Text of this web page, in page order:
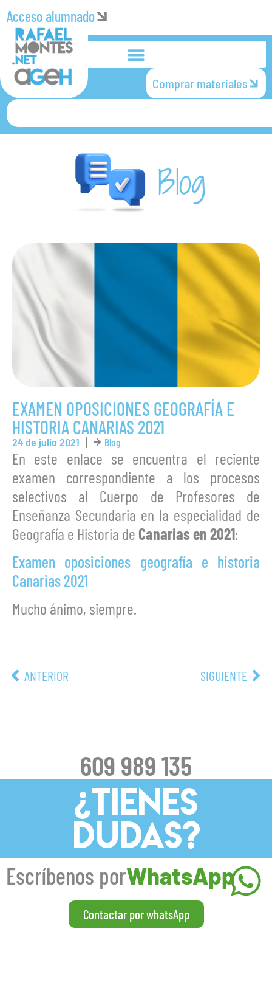
Acceso alumnado
Comprar materiales
Blog
EXAMEN OPOSICIONES GEOGRAFÍA E
HISTORIA CANARIAS 2021
24 de julio 2021 Blog
En este enlace se encuentra el reciente
examen correspondiente a los procesos
selectivos al Cuerpo de Profesores de
Enseñanza Secundaria en la especialidad de
Geografía e Historia de Canarias en 2021:
Examen oposiciones geografía e historia
Canarias 2021
Mucho ánimo, siempre.
ANTERIOR SIGUIENTE
609 989 135
¿TIENES
DUDAS?
Escríbenos porWhatsApp
Contactar por whatsApp